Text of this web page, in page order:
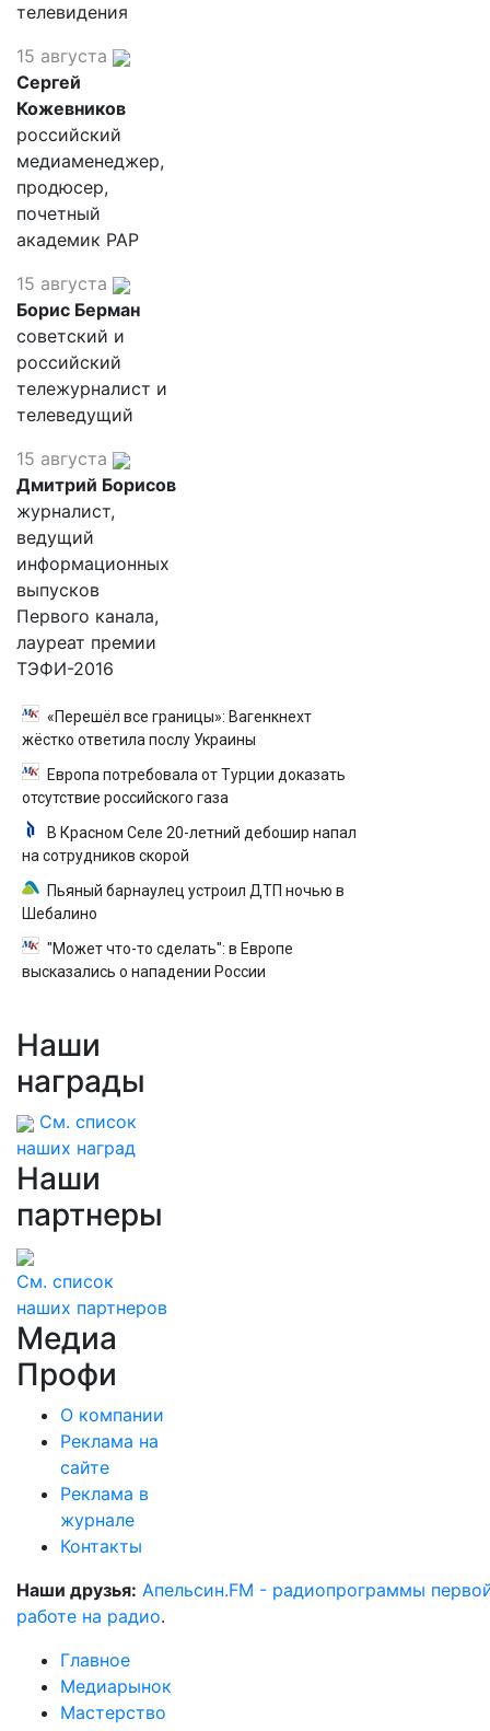
телевидения
15 августа
Сергей
Кожевников
российский
медиаменеджер,
продюсер,
почетный
академик РАР
15 августа
Борис Берман
советский и
российский
тележурналист и
телеведущий
15 августа
Дмитрий Борисов
журналист,
ведущий
информационных
выпусков
Первого канала,
лауреат премии
ТЭФИ-2016
«Перешёл все границы»: Вагенкнехт
жёстко ответила послу Украины
Европа потребовала от Турции доказать
отсутствие российского газа
В Красном Селе 20-летний дебошир напал
на сотрудников скорой
Пьяный барнаулец устроил ДТП ночью в
Шебалино
"Может что-то сделать": в Европе
высказались о нападении России
Наши
награды
См. список
наших наград
Наши
партнеры
См. список
наших партнеров
Медиа
Профи
О компании
Реклама на
сайте
Реклама в
журнале
Контакты
Наши друзья: Апельсин.FM - радиопрограммы
работе на радио.
Главное
Медиарынок
Мастерство